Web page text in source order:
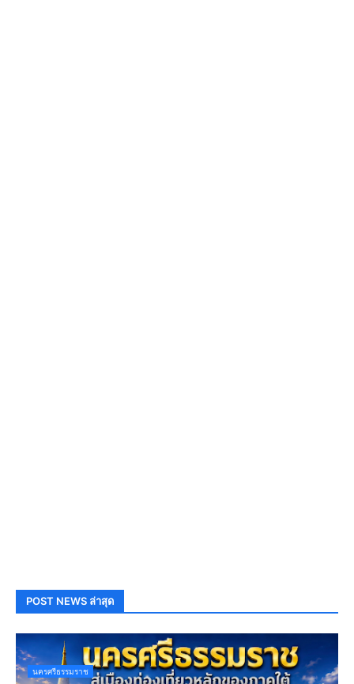
POST NEWS ล่าสุด
นครศรีธรรมราช